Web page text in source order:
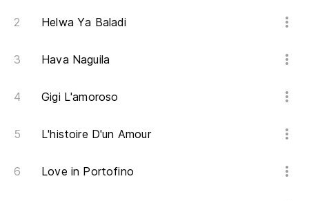
Helwa Ya Baladi
Hava Naguila
Gigi L'amoroso
L'histoire D'un Amour
Love in Portofino